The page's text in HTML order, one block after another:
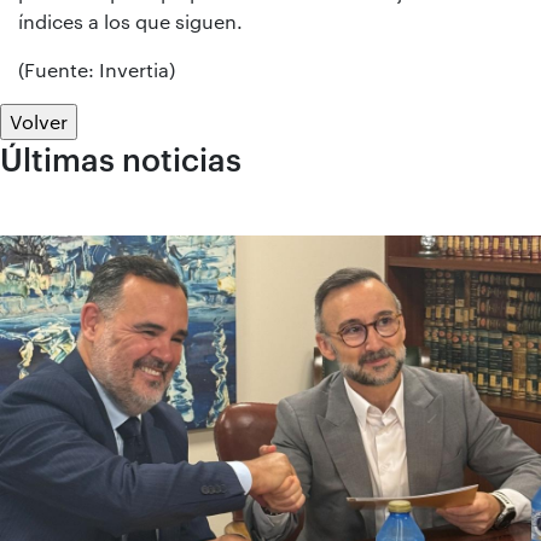
índices a los que siguen.
(Fuente: Invertia)
Volver
Últimas noticias